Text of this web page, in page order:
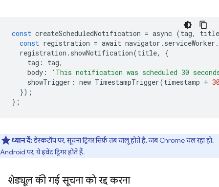
const createScheduledNotification = async (tag,
title
const registration = await navigator . serviceWorker .
registration . showNotification(title,
{
tag : tag,
body :
'This notification was scheduled 30
showTrigger : new TimestampTrigger(timestamp +
});
};
ध्यान दें:डेस्कटॉप पर, सूचना ट्रिगर सिर्फ़ तब चालू होते हैं, जब Chrome चल रहा हो.
Android पर, ये इवेंट ट्रिगर होते हैं.
शेड्यूल की गई सूचना को रद्द करना